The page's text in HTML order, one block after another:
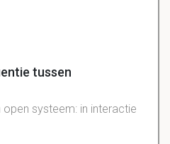
tussen
open systeem: in interactie